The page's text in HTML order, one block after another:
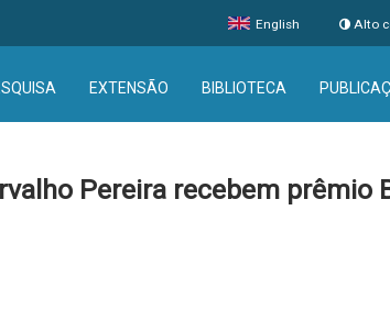
English Alto
EXTENSÃO BIBLIOTECA
Pereira recebem prêmio